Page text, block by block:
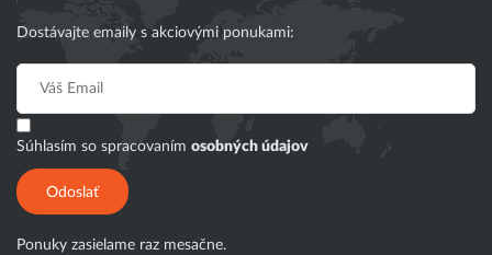
Dostávajte emaily s akciovými ponukami:
Súhlasím so spracovaním osobných údajov
Odoslať
Ponuky zasielame raz mesačne.